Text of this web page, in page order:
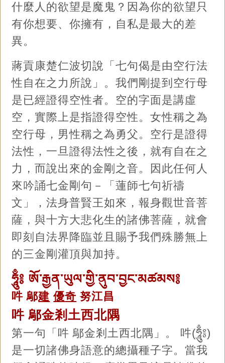
什麼人的欲望是魔鬼？因為你的欲望只
有你想要、你擁有，自私是最大的差
異。
蔣貢康楚仁波切說「七句偈是由空行法
性自在之力所說」。我們剛提到空行母
是已經證得空性者。空的字面是講虛
空，實際上是指證得空性。女性稱之為
空行母，男性稱之為勇父。空行是證得
法性，一旦證得法性之後，就有自在之
力，而說出來的金剛之音。因此任何人
來吟誦七金剛句－「蓮師七句祈禱
文」，法身普賢王如來，報身觀世音菩
薩，與十方大悲化生的諸佛菩薩，就會
即刻自法界降臨並且賜予我們殊勝無上
的三金剛灌頂與加持。
ཧཱུྃ༔ ཨོ་རྒྱན་ཡུལ་གྱི་ནུབ་བྱང་མཚམས༔
吽 鄔建 優奇 努江昌
吽 鄔金剎土西北隅
第一句「吽 鄔金剎土西北隅」。 吽(ཧཱུྃ༔)
是一切諸佛身語意的總攝種子字。當我